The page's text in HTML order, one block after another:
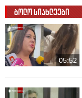
ბოლო სიახლეები
05:52